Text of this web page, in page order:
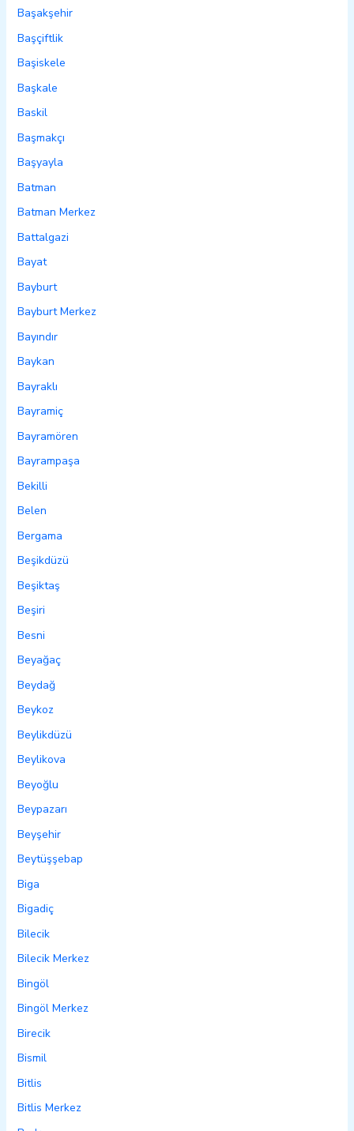
Başakşehir
Başçiftlik
Başiskele
Başkale
Baskil
Başmakçı
Başyayla
Batman
Batman Merkez
Battalgazi
Bayat
Bayburt
Bayburt Merkez
Bayındır
Baykan
Bayraklı
Bayramiç
Bayramören
Bayrampaşa
Bekilli
Belen
Bergama
Beşikdüzü
Beşiktaş
Beşiri
Besni
Beyağaç
Beydağ
Beykoz
Beylikdüzü
Beylikova
Beyoğlu
Beypazarı
Beyşehir
Beytüşşebap
Biga
Bigadiç
Bilecik
Bilecik Merkez
Bingöl
Bingöl Merkez
Birecik
Bismil
Bitlis
Bitlis Merkez